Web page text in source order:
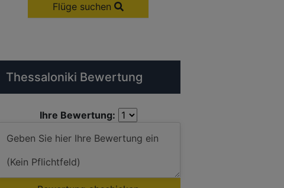
Flüge suchen
Thessaloniki Bewertung
Ihre Bewertung: